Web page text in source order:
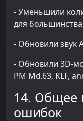
- Уменьшили
для
- Обновили звук
- Обновили 3D-
PM Md.63, KLF,
14. Общее
ошибок